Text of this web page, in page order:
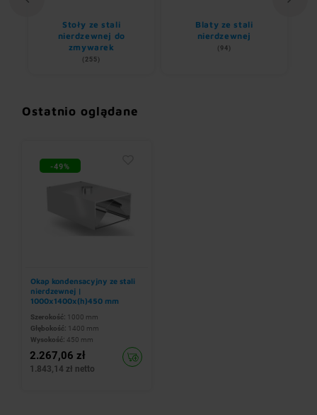
Stoły ze stali
nierdzewnej do
zmywarek
(255)
Blaty ze stali
nierdzewnej
(94)
Ostatnio oglądane
-49%
Okap kondensacyjny ze stali
nierdzewnej |
1000x1400x(h)450 mm
Szerokość: 1000 mm
Głębokość: 1400 mm
Wysokość: 450 mm
2.267,06 zł
1.843,14 zł netto